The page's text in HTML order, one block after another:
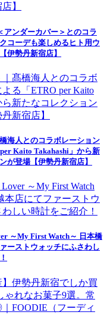
アンダーカバー＞とのコラ
コーデも楽しめるヒト用ウ
伊勢丹新宿店】
海人とのコラボレーション
Kaito Takahashi」から新
が登場【伊勢丹新宿店】
～My First Watch～ 日本橋
ーストウォッチにふさわし